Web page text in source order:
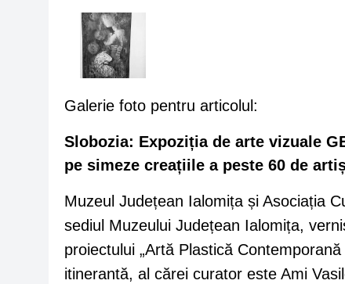
Galerie foto pentru articolul:
Slobozia: Expoziția de arte vizuale
pe simeze creațiile a peste 60 de
Muzeul Județean Ialomița și Asociația
sediul Muzeului Județean Ialomița,
proiectului „Artă Plastică
itinerantă, al cărei curator este Ami